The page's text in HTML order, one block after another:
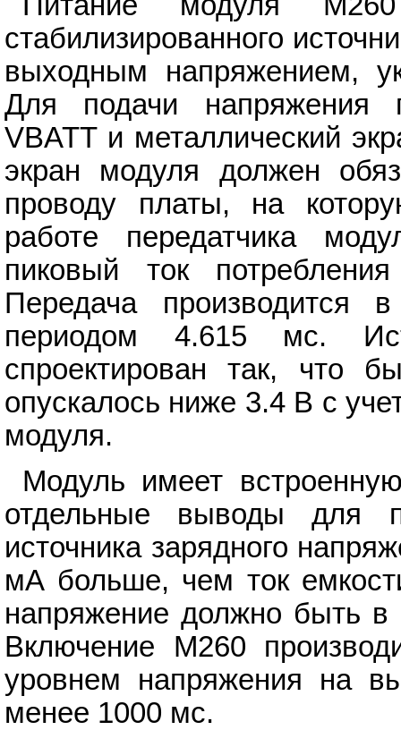
стабилизированного
выходным напряжением,
Для подачи напряжения
VBATT и металлический
экран модуля должен
проводу платы, на
работе передатчика
пиковый ток
Передача
периодом 4.615 мс.
спроектирован так, что
опускалось ниже 3.4 В с
модуля.
Модуль имеет
отдельные выводы для
источника зарядного
мА больше, чем ток
напряжение должно быть
Включение M260
уровнем напряжения на
менее 1000 мс.